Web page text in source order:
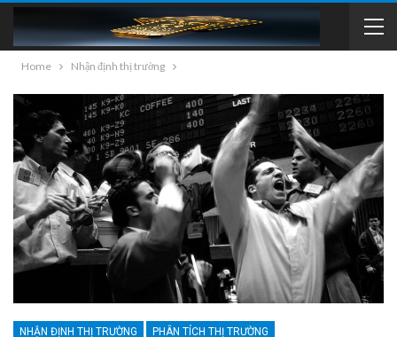
Home Nhận định thị trường
NHẬN ĐỊNH THỊ TRƯỜNG PHÂN TÍCH THỊ TRƯỜNG